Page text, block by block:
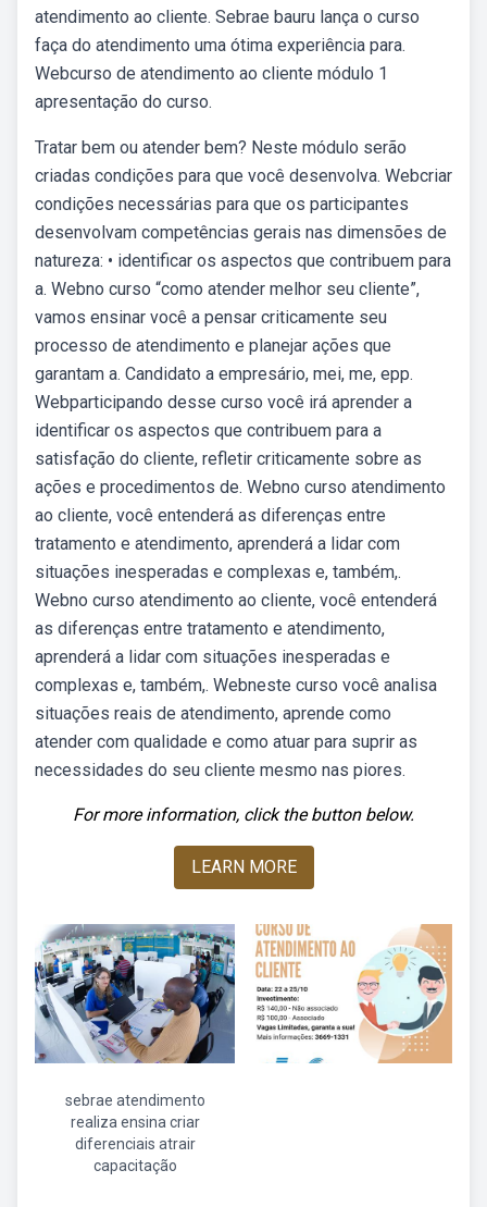
atendimento ao cliente. Sebrae bauru lança o curso
faça do atendimento uma ótima experiência para.
Webcurso de atendimento ao cliente módulo 1
apresentação do curso.
Tratar bem ou atender bem? Neste módulo serão
criadas condições para que você desenvolva. Webcriar
condições necessárias para que os participantes
desenvolvam competências gerais nas dimensões de
natureza: • identificar os aspectos que contribuem para
a. Webno curso “como atender melhor seu cliente”,
vamos ensinar você a pensar criticamente seu
processo de atendimento e planejar ações que
garantam a. Candidato a empresário, mei, me, epp.
Webparticipando desse curso você irá aprender a
identificar os aspectos que contribuem para a
satisfação do cliente, refletir criticamente sobre as
ações e procedimentos de. Webno curso atendimento
ao cliente, você entenderá as diferenças entre
tratamento e atendimento, aprenderá a lidar com
situações inesperadas e complexas e, também,.
Webno curso atendimento ao cliente, você entenderá
as diferenças entre tratamento e atendimento,
aprenderá a lidar com situações inesperadas e
complexas e, também,. Webneste curso você analisa
situações reais de atendimento, aprende como
atender com qualidade e como atuar para suprir as
necessidades do seu cliente mesmo nas piores.
For more information, click the button below.
LEARN MORE
sebrae atendimento
realiza ensina criar
diferenciais atrair
capacitação